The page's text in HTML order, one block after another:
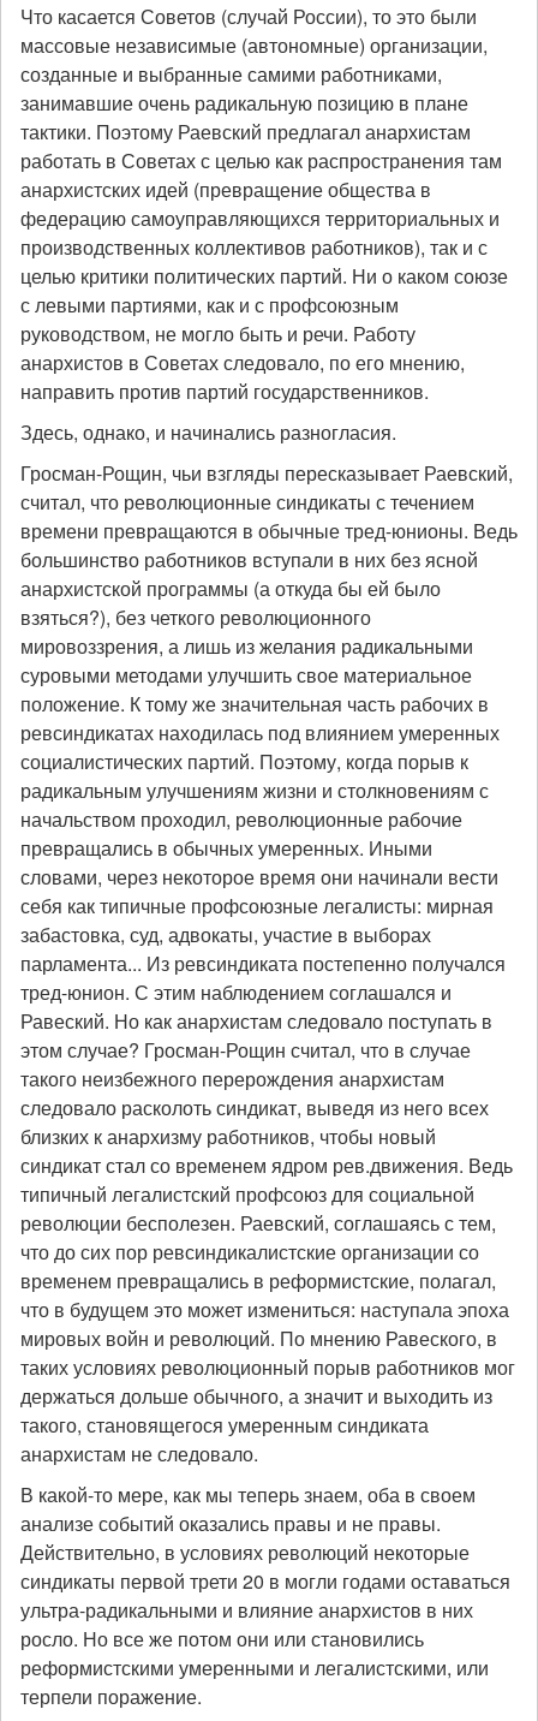
Что касается Советов (случай России), то это были
массовые независимые (автономные) организации,
созданные и выбранные самими работниками,
занимавшие очень радикальную позицию в плане
тактики. Поэтому Раевский предлагал анархистам
работать в Советах с целью как распространения там
анархистских идей (превращение общества в
федерацию самоуправляющихся территориальных и
производственных коллективов работников), так и с
целью критики политических партий. Ни о каком союзе
с левыми партиями, как и с профсоюзным
руководством, не могло быть и речи. Работу
анархистов в Советах следовало, по его мнению,
направить против партий государственников.
Здесь, однако, и начинались разногласия.
Гросман-Рощин, чьи взгляды пересказывает Раевский,
считал, что революционные синдикаты с течением
времени превращаются в обычные тред-юнионы. Ведь
большинство работников вступали в них без ясной
анархистской программы (а откуда бы ей было
взяться?), без четкого революционного
мировоззрения, а лишь из желания радикальными
суровыми методами улучшить свое материальное
положение. К тому же значительная часть рабочих в
ревсиндикатах находилась под влиянием умеренных
социалистических партий. Поэтому, когда порыв к
радикальным улучшениям жизни и столкновениям с
начальством проходил, революционные рабочие
превращались в обычных умеренных. Иными
словами, через некоторое время они начинали вести
себя как типичные профсоюзные легалисты: мирная
забастовка, суд, адвокаты, участие в выборах
парламента... Из ревсиндиката постепенно получался
тред-юнион. С этим наблюдением соглашался и
Равеский. Но как анархистам следовало поступать в
этом случае? Гросман-Рощин считал, что в случае
такого неизбежного перерождения анархистам
следовало расколоть синдикат, выведя из него всех
близких к анархизму работников, чтобы новый
синдикат стал со временем ядром рев.движения. Ведь
типичный легалистский профсоюз для социальной
революции бесполезен. Раевский, соглашаясь с тем,
что до сих пор ревсиндикалистские организации со
временем превращались в реформистские, полагал,
что в будущем это может измениться: наступала эпоха
мировых войн и революций. По мнению Равеского, в
таких условиях революционный порыв работников мог
держаться дольше обычного, а значит и выходить из
такого, становящегося умеренным синдиката
анархистам не следовало.
В какой-то мере, как мы теперь знаем, оба в своем
анализе событий оказались правы и не правы.
Действительно, в условиях революций некоторые
синдикаты первой трети 20 в могли годами оставаться
ультра-радикальными и влияние анархистов в них
росло. Но все же потом они или становились
реформистскими умеренными и легалистскими, или
терпели поражение.